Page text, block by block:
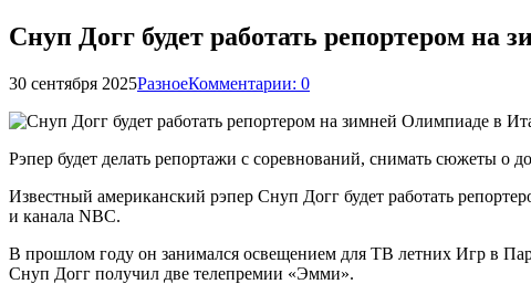
Снуп Догг будет работать репортером на
30 сентября 2025РазноеКомментарии: 0
Рэпер будет делать репортажи с соревнований, снимать сюжеты о
Известный американский рэпер Снуп Догг будет работать
и канала NBC.
В прошлом году он занимался освещением для ТВ летних Игр в
Снуп Догг получил две телепремии «Эмми».